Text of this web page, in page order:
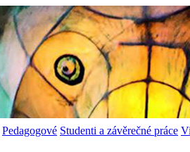
Pedagogové Studenti a závěrečné práce